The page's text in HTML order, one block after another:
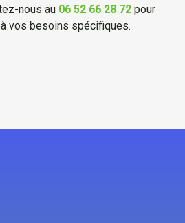
nous au 06 52 66 28 72 pour
vos besoins spécifiques.